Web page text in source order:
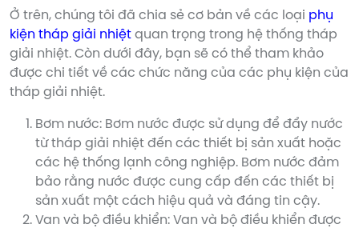
Ở trên, chúng tôi đã chia sẻ cơ bản về các loại phụ
kiện tháp giải nhiệt quan trọng trong hệ thống tháp
giải nhiệt. Còn dưới đây, bạn sẽ có thể tham khảo
được chi tiết về các chức năng của các phụ kiện của
tháp giải nhiệt.
Bơm nước: Bơm nước được sử dụng để đẩy nước
từ tháp giải nhiệt đến các thiết bị sản xuất hoặc
các hệ thống lạnh công nghiệp. Bơm nước đảm
bảo rằng nước được cung cấp đến các thiết bị
sản xuất một cách hiệu quả và đáng tin cậy.
Van và bộ điều khiển: Van và bộ điều khiển được